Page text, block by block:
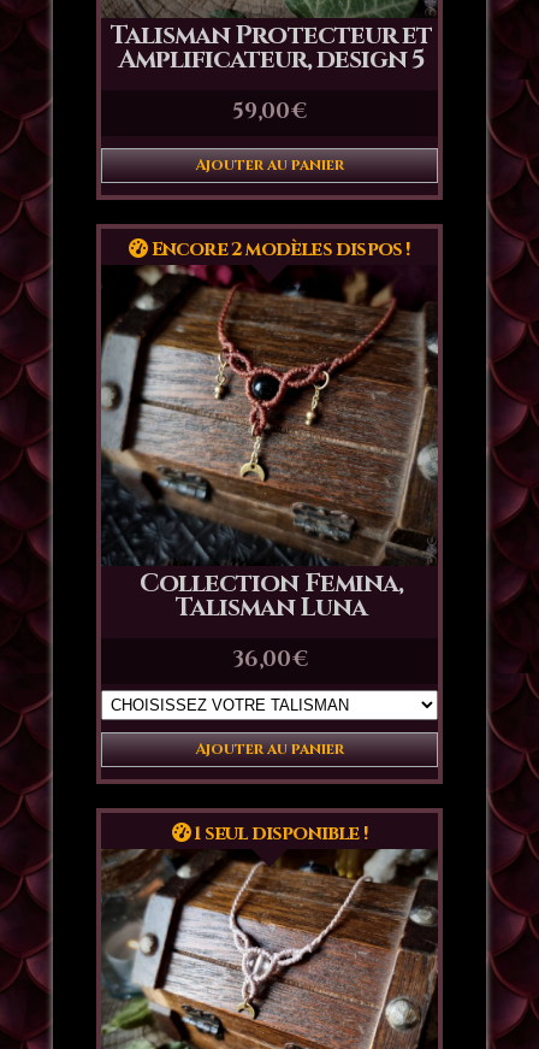
Talisman Protecteur et
Amplificateur, design 5
59,00€
Ajouter au panier
Collection Femina,
Talisman Luna
36,00€
Ajouter au panier
Encore 2 modèles dispos !
1 seul disponible !